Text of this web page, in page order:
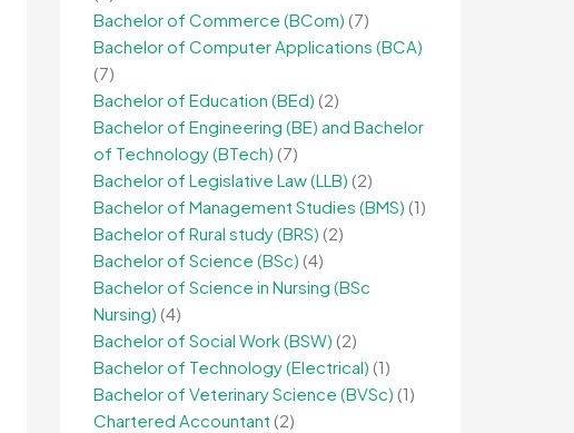
Bachelor of Commerce (BCom) (7)
Bachelor of Computer Applications (BCA)
(7)
Bachelor of Education (BEd) (2)
Bachelor of Engineering (BE) and Bachelor
of Technology (BTech) (7)
Bachelor of Legislative Law (LLB) (2)
Bachelor of Management Studies (BMS) (1)
Bachelor of Rural study (BRS) (2)
Bachelor of Science (BSc) (4)
Bachelor of Science in Nursing (BSc
Nursing) (4)
Bachelor of Social Work (BSW) (2)
Bachelor of Technology (Electrical) (1)
Bachelor of Veterinary Science (BVSc) (1)
Chartered Accountant (2)